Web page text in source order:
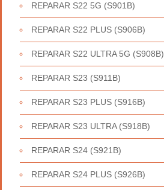
REPARAR S22 5G (S901B)
REPARAR S22 PLUS (S906B)
REPARAR S22 ULTRA 5G (S908B)
REPARAR S23 (S911B)
REPARAR S23 PLUS (S916B)
REPARAR S23 ULTRA (S918B)
REPARAR S24 (S921B)
REPARAR S24 PLUS (S926B)